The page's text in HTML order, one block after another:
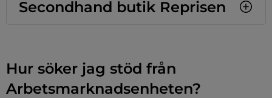
Secondhand butik Reprisen
Hur söker jag stöd från
Arbetsmarknadsenheten?